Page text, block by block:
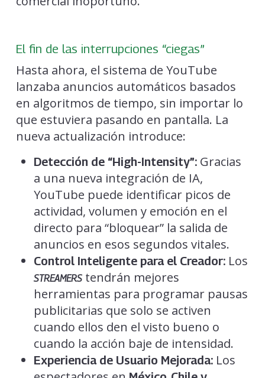
El fin de las interrupciones “ciegas”
Hasta ahora, el sistema de YouTube
lanzaba anuncios automáticos basados
en algoritmos de tiempo, sin importar lo
que estuviera pasando en pantalla. La
nueva actualización introduce:
Detección de “High-Intensity”:Gracias
a una nueva integración de IA,
YouTube puede identificar picos de
actividad, volumen y emoción en el
directo para “bloquear” la salida de
anuncios en esos segundos vitales.
Control Inteligente para el Creador:Los
STREAMERStendrán mejores
herramientas para programar pausas
publicitarias que solo se activen
cuando ellos den el visto bueno o
cuando la acción baje de intensidad.
Experiencia de Usuario Mejorada:Los